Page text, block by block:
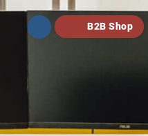
B2B Shop